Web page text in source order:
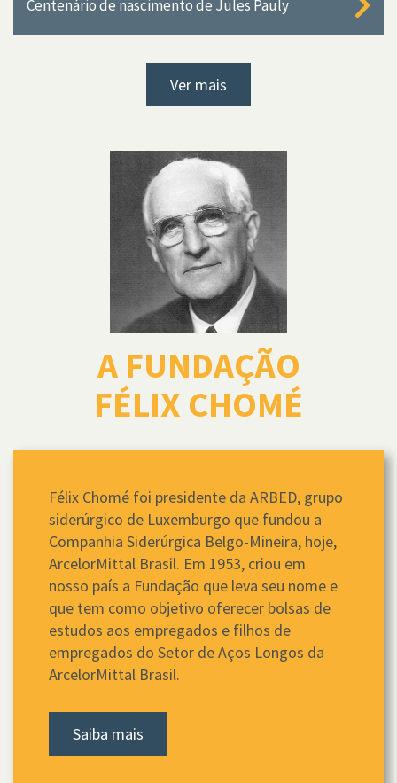
Centenário de nascimento de Jules Pauly
Ver mais
A FUNDAÇÃO
FÉLIX CHOMÉ
Félix Chomé foi presidente da ARBED, grupo
siderúrgico de Luxemburgo que fundou a
Companhia Siderúrgica Belgo-Mineira, hoje,
ArcelorMittal Brasil. Em 1953, criou em
nosso país a Fundação que leva seu nome e
que tem como objetivo oferecer bolsas de
estudos aos empregados e filhos de
empregados do Setor de Aços Longos da
ArcelorMittal Brasil.
Saiba mais